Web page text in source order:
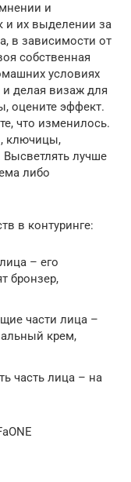
и
и их выделении за
в зависимости от
собственная
условиях
делая визаж для
оцените эффект.
что изменилось.
ключицы,
Высветлять лучше
либо
в контуринге:
– его
бронзер,
части лица –
крем,
часть лица – на